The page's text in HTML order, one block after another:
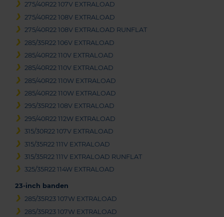
275/40R22 107V EXTRALOAD
275/40R22 108V EXTRALOAD
275/40R22 108V EXTRALOAD RUNFLAT
285/35R22 106V EXTRALOAD
285/40R22 110V EXTRALOAD
285/40R22 110V EXTRALOAD
285/40R22 110W EXTRALOAD
285/40R22 110W EXTRALOAD
295/35R22 108V EXTRALOAD
295/40R22 112W EXTRALOAD
315/30R22 107V EXTRALOAD
315/35R22 111V EXTRALOAD
315/35R22 111V EXTRALOAD RUNFLAT
325/35R22 114W EXTRALOAD
23-inch banden
285/35R23 107W EXTRALOAD
285/35R23 107W EXTRALOAD